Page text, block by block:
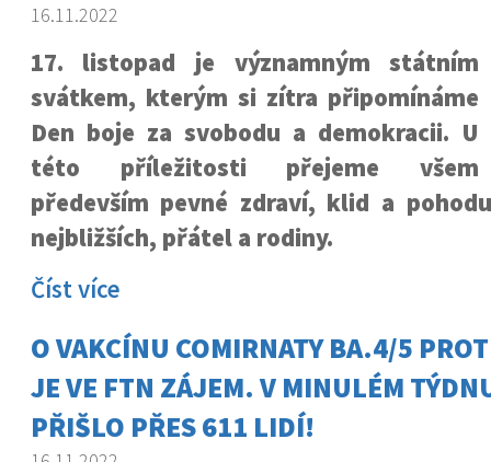
16.11.2022
17. listopad je významným státním
svátkem, kterým si zítra připomínáme
Den boje za svobodu a demokracii. U
této příležitosti přejeme všem
především pevné zdraví, klid a
nejbližších, přátel a rodiny.
Číst více
O VAKCÍNU COMIRNATY BA.4/5
JE VE FTN ZÁJEM. V MINULÉM
PŘIŠLO PŘES 611 LIDÍ!